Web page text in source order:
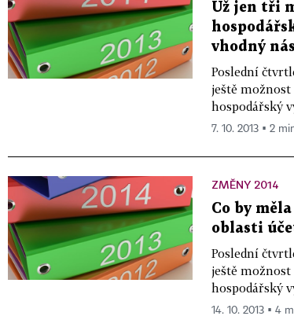
Už jen tři
vhodný
Poslední
ještě
hospodářský
7. 10. 2013 ▪ 2
ZMĚNY 2014
Co by
oblasti
Poslední
ještě
hospodářský
14. 10. 2013 ▪ 4